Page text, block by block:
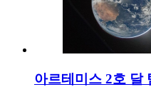
아르테미스 2호 달